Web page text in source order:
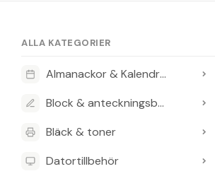
ALLA KATEGORIER
Almanackor & Kalendrar
Block & anteckningsböcker
Bläck & toner
Datortillbehör